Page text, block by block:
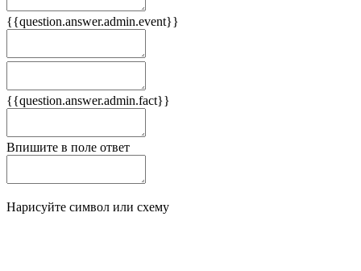
{{question.answer.admin.event}}
{{question.answer.admin.fact}}
Впишите в поле ответ
Нарисуйте символ или схему